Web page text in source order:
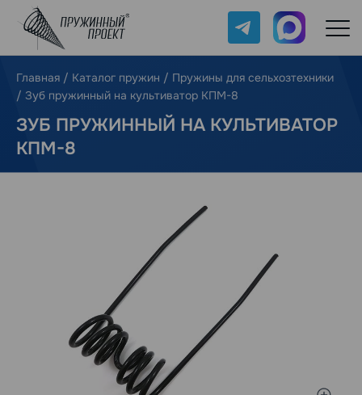
Telegram Max
Главная / Каталог пружин / Пружины для сельхозтехники
/ Зуб пружинный на культиватор КПМ-8
ЗУБ ПРУЖИННЫЙ НА КУЛЬТИВАТОР
КПМ-8